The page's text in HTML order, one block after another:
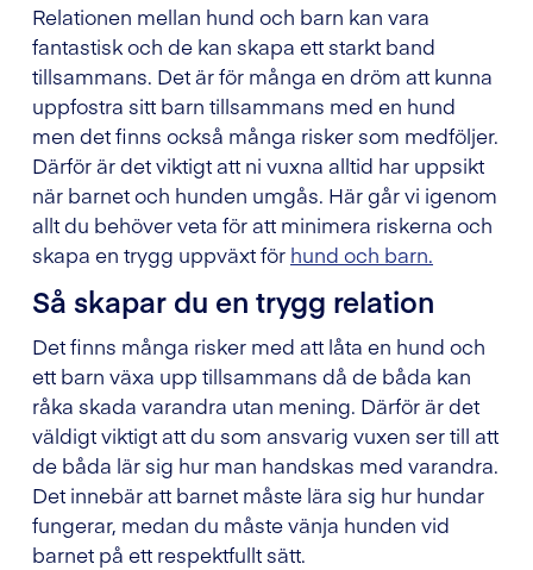
Relationen mellan hund och barn kan vara
fantastisk och de kan skapa ett starkt band
tillsammans. Det är för många en dröm att kunna
uppfostra sitt barn tillsammans med en hund
men det finns också många risker som medföljer.
Därför är det viktigt att ni vuxna alltid har uppsikt
när barnet och hunden umgås. Här går vi igenom
allt du behöver veta för att minimera riskerna och
skapa en trygg uppväxt för hund och barn.
Så skapar du en trygg relation
Det finns många risker med att låta en hund och
ett barn växa upp tillsammans då de båda kan
råka skada varandra utan mening. Därför är det
väldigt viktigt att du som ansvarig vuxen ser till att
de båda lär sig hur man handskas med varandra.
Det innebär att barnet måste lära sig hur hundar
fungerar, medan du måste vänja hunden vid
barnet på ett respektfullt sätt.